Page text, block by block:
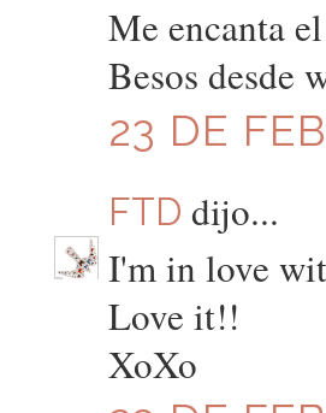
Me encanta
Besos desde
23 DE
FTD dijo...
I'm in love
Love it!!
XoXo